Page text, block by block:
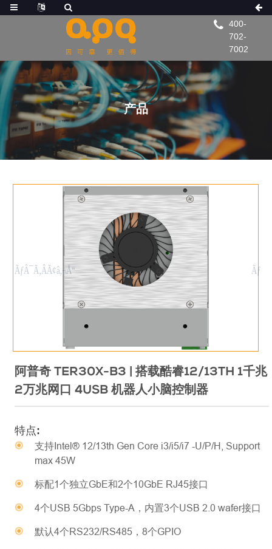
400-
702-
7002
产品
阿普奇 TER30X-B3 | 搭载酷睿12/13TH 1千兆
2万兆网口 4USB 机器人小脑控制器
特点:
支持Intel® 12/13th Gen Core i3/i5/i7 -U/P/H, Support
max 45W
标配1个独立GbE和2个10GbE RJ45接口
4个USB 5Gbps Type-A，内置3个USB 2.0 wafer接口
默认4个RS232/RS485，8个GPIO